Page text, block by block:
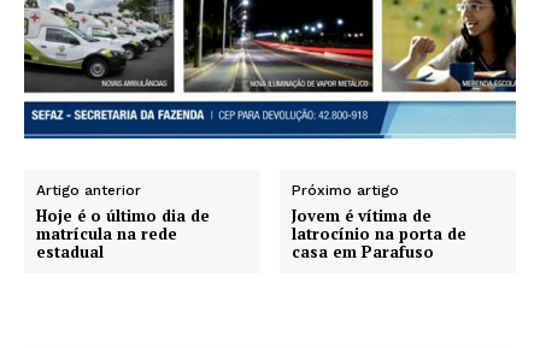
Artigo anterior
Hoje é o último dia de
matrícula na rede
estadual
Próximo artigo
Jovem é vítima de
latrocínio na porta de
casa em Parafuso